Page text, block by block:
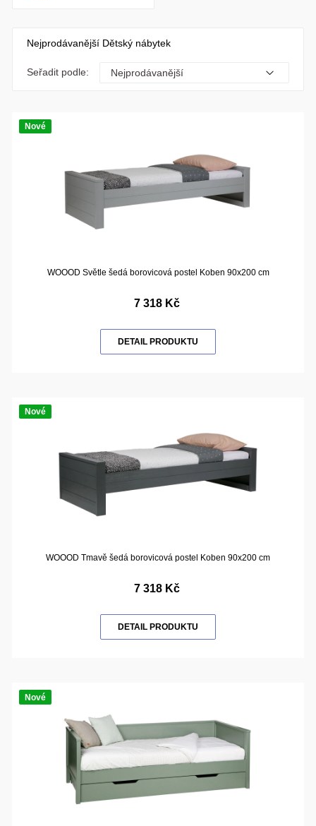
Nejprodávanější Dětský nábytek
Seřadit podle:
Nové
WOOOD Světle šedá borovicová postel Koben 90x200 cm
7 318 Kč
DETAIL PRODUKTU
Nové
WOOOD Tmavě šedá borovicová postel Koben 90x200 cm
7 318 Kč
DETAIL PRODUKTU
Nové